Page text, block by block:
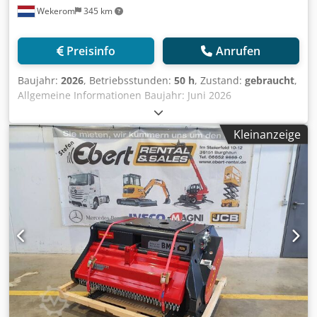
Allrad/ Differenzialsperren * Komfortschaltung Allrad /
Frontdifferential mit 100% Lamellensperre und
Lenkwinkelsensor * Lastschaltbare Zapfwellen * Heck:
Heckzapfwelle * Hydraulikanlage * Elektrohydraulischer
Heckkraftheber EW (EHR) * 1. und 2. Hydraulikventil im
Heck * Hydraulikventilbetätigungen Kreuzschalthebel, UDK
Kupplungen Heck * Vorderachsgewicht 60kg * DL -
Beschaffungsanlage / 2-Leitungsanlage *
Zugkugelkupplung Höhenverstellbar * Dach weiß *
Lackierung Aufbau in RAL-TON * Lackierung Felgen nach
Wunsch * Heckscheibe beheizbar * Belüftung *
Klimaanlage * Super - Komfortsitz Luftgefedert *
Bodenmatte Kabine * Lenkrad inkl. Drehgriff *
Zusatzgerätehalterung * Terminalhalterung *
Spiegelhalter * Rückspiegel * Kabinenfederung mech *
Arbeitsscheinwerfer Dach vorn TWINPOWER *
Arbeitsscheinwerfer Kotflügel * Arbeitsscheinwerfer Dach
Hinten TWINPOWER * VARIO TMS C267 *
Rundumkennleuchte * Farbe Aufbau RAL 1032 * Farbe
Wekerom 345 km
Preisinfo Anrufen
Baujahr: 2026, Betriebsstunden: 50 h, Zustand: gebraucht,
Allgemeine Informationen Baujahr: Juni 2026
Verwendungszweck: Bauwesen Technische Informationen
Leistung: 85 kW (116 PS) Zylinderzahl: 4 Motorhubraum:
3.621 cc Kraftstofftyp: Diesel Maße Abmessungen (L x B x
H): 485 x 216 x 240 cm Dsdpfezr Utmex Ahzjck Radstand:
269 cm Gewichte Leergewicht: 6.980 kg Zuladung: 1.915 kg
zGG: 8.895 kg Funktionell CE-Kennzeichnung: ja Innenraum
Zahl der Sitzplätze: 1 Zustand Allgemeiner Zustand: sehr
gut Technischer Zustand: sehr gut Optischer Zustand: sehr
gut Finanzielle Informationen Preis: Auf Anfrage Manitou
MLT 630-115 – Baujahr 2026 | Nur 50 Betriebsstunden |
Neuwertiger Zustand | Inklusive Palettengabeln Zum
Verkauf steht ein neuwertiger Manitou MLT 630-115 aus
dem Baujahr 2026 mit nur 50 Betriebsstunden. Dieser
kompakte und leistungsstarke Teleskoplader eignet sich
Kleinanzeige